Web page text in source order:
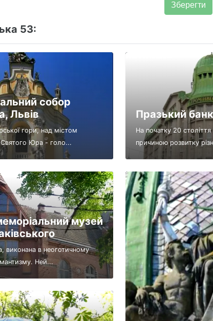
53:
собор
Львів
гори, над містом
Святого Юра - голо...
музей
виконана в неоготичному
Ней...
Празький банк
На початку 20
причиною розвитку